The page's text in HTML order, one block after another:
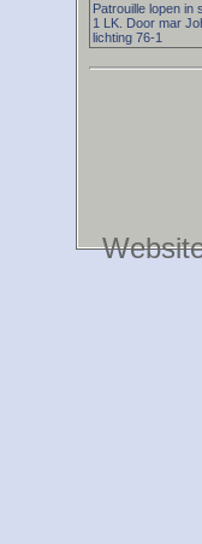
Patrouille lopen in
1 LK. Door mar
lichting 76-1